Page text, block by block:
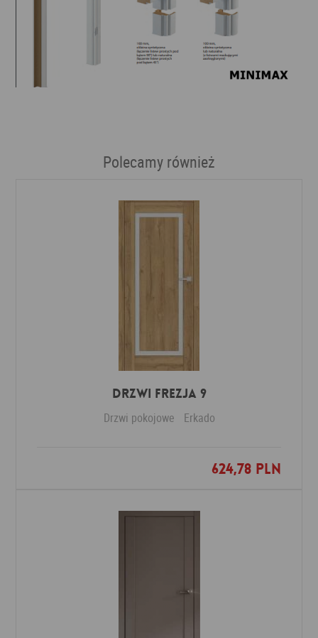
Polecamy również
DRZWI FREZJA 9
Drzwi pokojowe Erkado
624,78 PLN
Dodaj do ulubionych